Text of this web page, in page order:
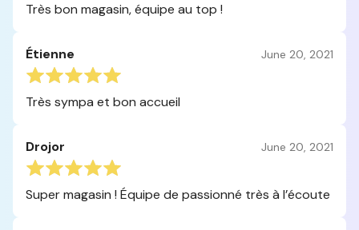
Très bon magasin, équipe au top !
Étienne June 20, 2021
Très sympa et bon accueil
Drojor June 20, 2021
Super magasin ! Équipe de passionné très à l’écoute